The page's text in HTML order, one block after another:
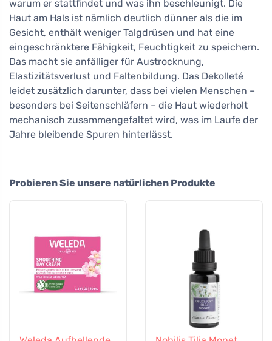
warum er stattfindet und was ihn beschleunigt. Die
Haut am Hals ist nämlich deutlich dünner als die im
Gesicht, enthält weniger Talgdrüsen und hat eine
eingeschränktere Fähigkeit, Feuchtigkeit zu speichern.
Das macht sie anfälliger für Austrocknung,
Elastizitätsverlust und Faltenbildung. Das Dekolleté
leidet zusätzlich darunter, dass bei vielen Menschen –
besonders bei Seitenschläfern – die Haut wiederholt
mechanisch zusammengefaltet wird, was im Laufe der
Jahre bleibende Spuren hinterlässt.
Probieren Sie unsere natürlichen Produkte